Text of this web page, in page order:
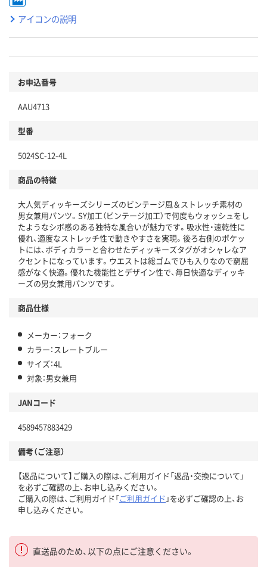
アイコンの説明
お申込番号
AAU4713
型番
5024SC-12-4L
商品の特徴
大人気ディッキーズシリーズのビンテージ風＆ストレッチ素材の
男女兼用パンツ。SY加工（ビンテージ加工）で何度もウォッシュをし
たようなシボ感のある独特な風合いが魅力です。吸水性・速乾性に
優れ、適度なストレッチ性で動きやすさを実現。後ろ右側のポケッ
トには、ボディカラーと合わせたディッキーズタグがオシャレなア
クセントになっています。ウエストは総ゴムでひも入りなので窮屈
感がなく快適。優れた機能性とデザイン性で、毎日快適なディッキ
ーズの男女兼用パンツです。
商品仕様
メーカー：フォーク
カラー：スレートブルー
サイズ：4L
対象：男女兼用
JANコード
4589457883429
備考（ご注意）
【返品について】ご購入の際は、ご利用ガイド「返品・交換について」
を必ずご確認の上、お申し込みください。
ご購入の際は、ご利用ガイド「ご利用ガイド 」を必ずご確認の上、お
申し込みください。
直送品のため、以下の点にご注意ください。